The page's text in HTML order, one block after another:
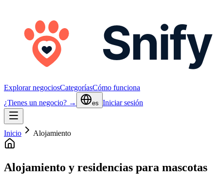
Explorar negociosCategoríasCómo funciona
¿Tienes un negocio? →
es Iniciar sesión
Inicio Alojamiento
Alojamiento y residencias para mascotas